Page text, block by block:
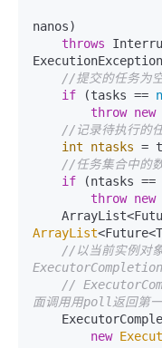
nanos)
throws
//提交的任务为
if (tasks ==
throw new
//记录待执行的
int
ntasks =
//任务集合中的
if (ntasks ==
throw new
ArrayList
//以当前实例对
//
面调用用poll返回第
new